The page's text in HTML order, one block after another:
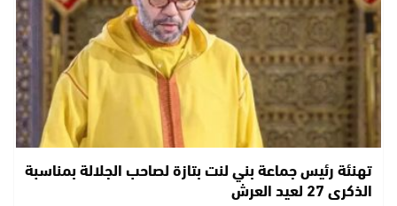
تهنئة رئيس جماعة بني لنت بتازة لصاحب الجلالة بمناسبة
الذكرى 27 لعيد العرش